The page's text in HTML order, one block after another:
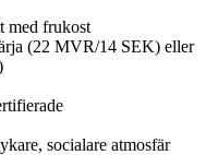
med frukost
(22 MVR/14 SEK) eller
socialare atmosfär